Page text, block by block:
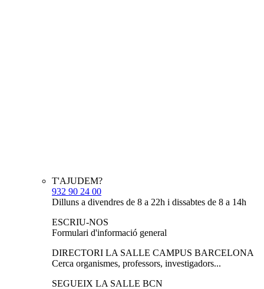
T'AJUDEM?
932 90 24 00
Dilluns a divendres de 8 a 22h i dissabtes de 8 a 14h
ESCRIU-NOS
Formulari d'informació general
DIRECTORI LA SALLE CAMPUS BARCELONA
Cerca organismes, professors, investigadors...
SEGUEIX LA SALLE BCN